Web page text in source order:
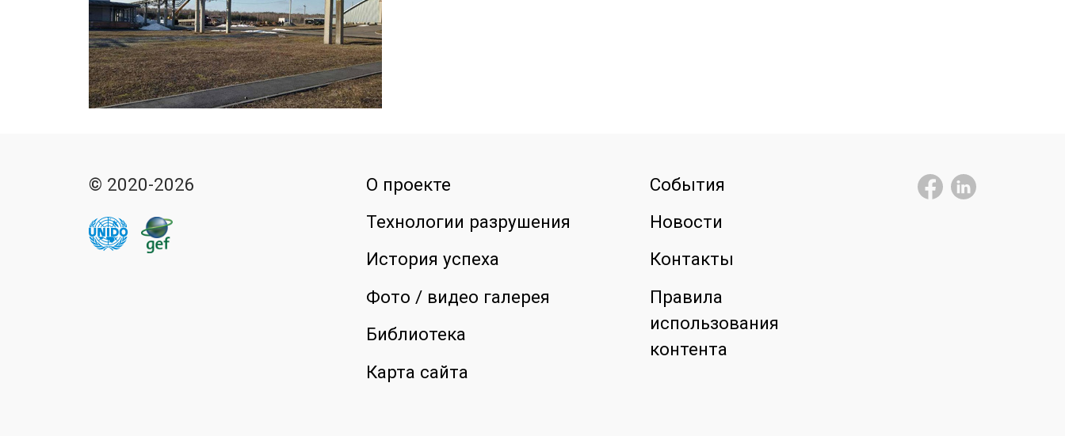
© 2020-2026
О проекте
Технологии разрушения
История успеха
Фото / видео галерея
Библиотека
Карта сайта
События
Новости
Контакты
Правила
использования
контента